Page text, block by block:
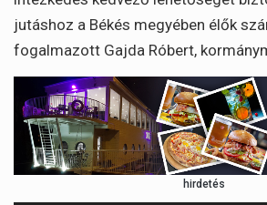
jutáshoz a Békés megyében élők
fogalmazott Gajda Róbert,
hirdetés